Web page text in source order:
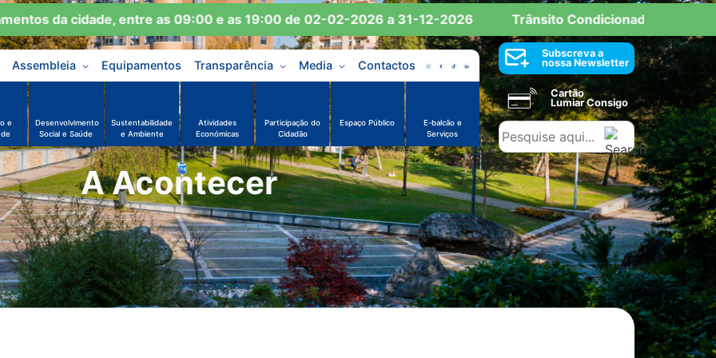
da cidade, entre as 09:00 e as 19:00 de 02-02-2026 a 31-12-2026 Trânsito Condicionado: Reserva
Assembleia Equipamentos Transparência Media Contactos
e
Desenvolvimento
Social e Saúde
Sustentabilidade
e Ambiente
Atividades
Económicas
Participação do
Cidadão
Espaço Público
E-balcão e
Serviços
Subscreva a
nossa Newsletter
Cartão
Lumiar Consigo
A Acontecer